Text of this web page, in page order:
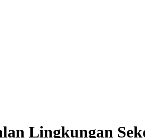
Lingkungan